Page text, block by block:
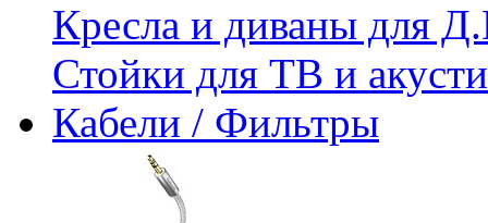
Кресла и диваны для
Стойки для ТВ и
Кабели / Фильтры